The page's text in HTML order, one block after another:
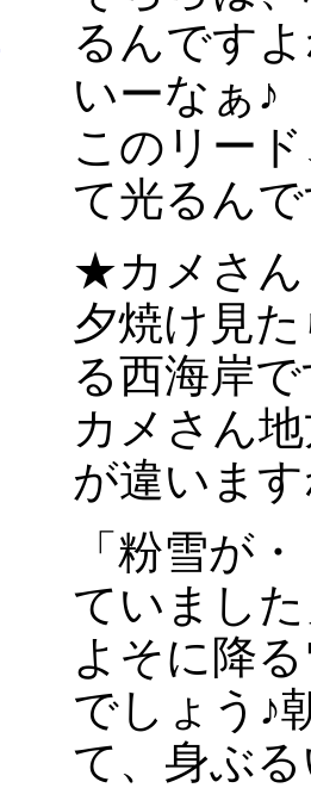
るんです
いーなぁ♪
このリー
て光るん
★カメさん
夕焼け見
る西海岸
カメさん
が違いま
「粉雪が
ていまし
よそに降
でしょう♪
て、身ぶ